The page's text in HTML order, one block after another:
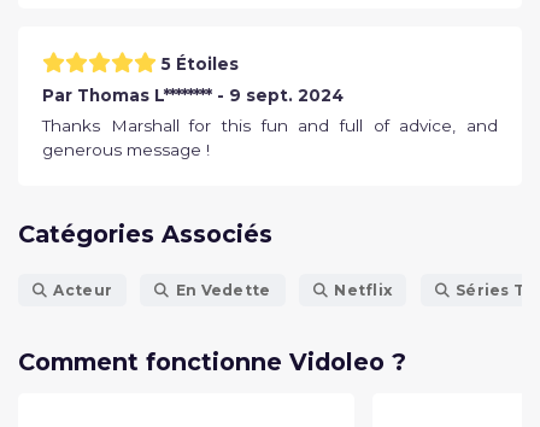
5 Étoiles
Par Thomas L******** - 9 sept. 2024
Thanks Marshall for this fun and full of advice, and
generous message !
Catégories Associés
Acteur En Vedette Netflix Séries TV
Comment fonctionne Vidoleo ?